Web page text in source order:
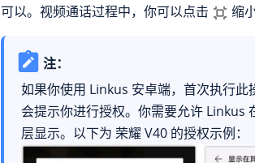
可以。视频通话过程中，你可以点击
缩
注：
如果你使用 Linkus 安卓端，首次执行此
会提示你进行授权。你需要允许 Linkus
层显示。以下为 荣耀 V40 的授权示例：